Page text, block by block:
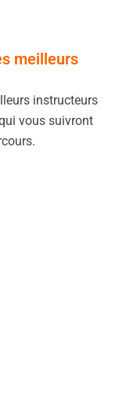
meilleurs
instructeurs
vous suivront